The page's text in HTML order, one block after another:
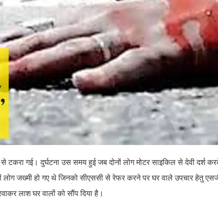
टकरा गई। दुर्घटना उस समय हुई जब दोनों लोग मोटर साइकिल से देवी दर्श
लोग जख्मी हो गए थे जिनको सीएससी से रेफर करने पर घर वाले उपचार हेतु
लाश घर वालों को सौंप दिया है।